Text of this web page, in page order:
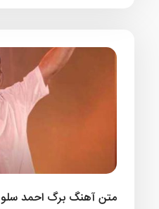
متن آهنگ برگ احمد سلو